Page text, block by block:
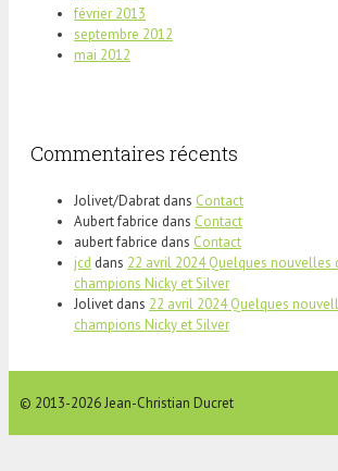
février 2013
septembre 2012
mai 2012
Commentaires récents
Jolivet/Dabrat dans Contact
Aubert fabrice dans Contact
aubert fabrice dans Contact
jcd dans 22 avril 2024 Quelques nouvelles
champions Nicky et Silver
Jolivet dans 22 avril 2024 Quelques
champions Nicky et Silver
© 2013-2026 Jean-Christian Ducret